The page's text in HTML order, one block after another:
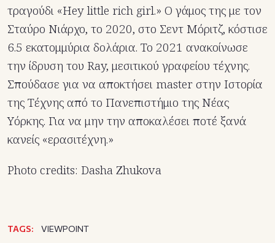
τραγούδι «Hey little rich girl.» Ο γάμος της με τον
Σταύρο Νιάρχο, το 2020, στο Σεντ Μόριτζ, κόστισε
6.5 εκατομμύρια δολάρια. To 2021 ανακοίνωσε
την ίδρυση του Ray, μεσιτικού γραφείου τέχνης.
Σπούδασε για να αποκτήσει master στην Ιστορία
της Τέχνης από το Πανεπιστήμιο της Νέας
Υόρκης. Για να μην την αποκαλέσει ποτέ ξανά
κανείς «ερασιτέχνη.»
Photo credits: Dasha Zhukova
TAGS: VIEWPOINT